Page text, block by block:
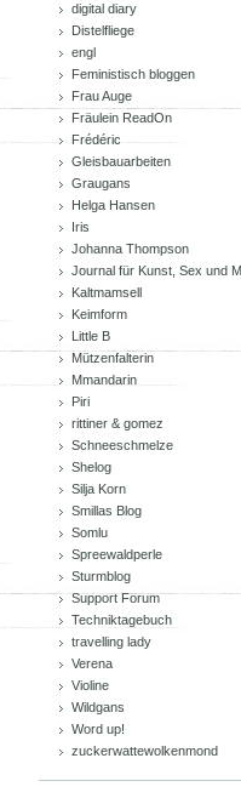
digital diary
Distelfliege
engl
Feministisch bloggen
Frau Auge
Fräulein ReadOn
Frédéric
Gleisbauarbeiten
Graugans
Helga Hansen
Iris
Johanna Thompson
Journal für Kunst, Sex und
Kaltmamsell
Keimform
Little B
Mützenfalterin
Mmandarin
Piri
rittiner & gomez
Schneeschmelze
Shelog
Silja Korn
Smillas Blog
Somlu
Spreewaldperle
Sturmblog
Support Forum
Techniktagebuch
travelling lady
Verena
Violine
Wildgans
Word up!
zuckerwattewolkenmond